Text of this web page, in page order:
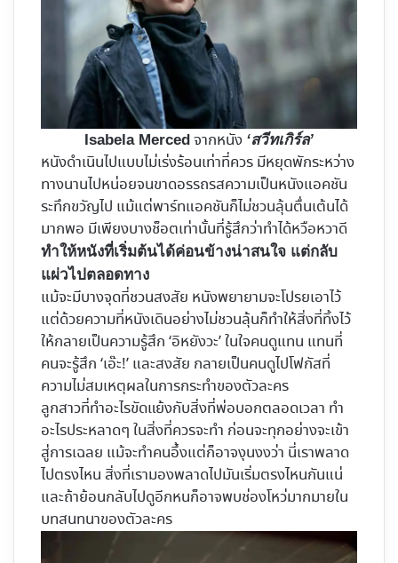
Isabela Merced จากหนัง ‘สวีทเกิร์ล’
หนังดำเนินไปแบบไม่เร่งร้อนเท่าที่ควร มีหยุดพักระหว่าง
ทางนานไปหน่อยจนขาดอรรถรสความเป็นหนังแอคชัน
ระทึกขวัญไป แม้แต่พาร์ทแอคชันก็ไม่ชวนลุ้นตื่นเต้นได้
มากพอ มีเพียงบางช็อตเท่านั้นที่รู้สึกว่าทำได้หวือหวาดี
ทำให้หนังที่เริ่มต้นได้ค่อนข้างน่าสนใจ แต่กลับ
แผ่วไปตลอดทาง
แม้จะมีบางจุดที่ชวนสงสัย หนังพยายามจะโปรยเอาไว้
แต่ด้วยความที่หนังเดินอย่างไม่ชวนลุ้นก็ทำให้สิ่งที่ทิ้งไว้
ให้กลายเป็นความรู้สึก ‘อิหยังวะ’ ในใจคนดูแทน แทนที่
คนจะรู้สึก ‘เอ๊ะ!’ และสงสัย กลายเป็นคนดูไปโฟกัสที่
ความไม่สมเหตุผลในการกระทำของตัวละคร
ลูกสาวที่ทำอะไรขัดแย้งกับสิ่งที่พ่อบอกตลอดเวลา ทำ
อะไรประหลาดๆ ในสิ่งที่ควรจะทำ ก่อนจะทุกอย่างจะเข้า
สู่การเฉลย แม้จะทำคนอึ้งแต่ก็อาจงุนงงว่า นี่เราพลาด
ไปตรงไหน สิ่งที่เรามองพลาดไปมันเริ่มตรงไหนกันแน่
และถ้าย้อนกลับไปดูอีกหนก็อาจพบช่องโหว่มากมายใน
บทสนทนาของตัวละคร